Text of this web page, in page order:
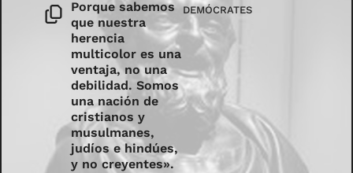
Porque sabemos
que nuestra
herencia
multicolor es una
ventaja, no una
debilidad. Somos
una nación de
cristianos y
musulmanes,
judíos e hindúes,
y no creyentes».
DEMÓCRATES